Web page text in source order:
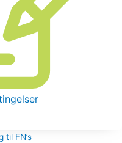
til FN’s